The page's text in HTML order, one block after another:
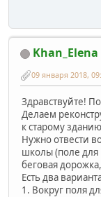
Khan_Elena
09 января 2018,
Здравствуйте!
Делаем
к старому
Нужно отвести
школы (поле
беговая
Есть два
1. Вокруг поля